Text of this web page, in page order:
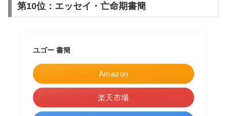
第10位：エッセイ・亡命期書簡
ユゴー 書簡
Amazon
楽天市場